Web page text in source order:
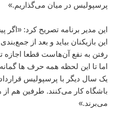
پرسپولیس در میان می‌گذاریم.»
این مدیر برنامه تصریح کرد:
این بازیکنان بیاید و بعد از
رفتن به نفع آن‌هاست قطعا اجازه
اما تا این لحظه همه حرف ها
یک سال دیگر با پرسپولیس
باشگاه کار می‌کنند. طرفین هم
می‌برند.»